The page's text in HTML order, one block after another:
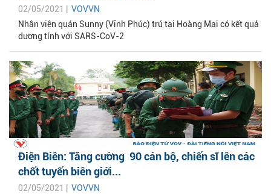
02/05/2021 | VOVVN
Nhân viên quán Sunny (Vĩnh Phúc) trú tại Hoàng Mai có kết quả
dương tính với SARS-CoV-2
Điện Biên: Tăng cường 90 cán bộ, chiến sĩ lên các
chốt tuyến biên giới...
02/05/2021 | VOVVN